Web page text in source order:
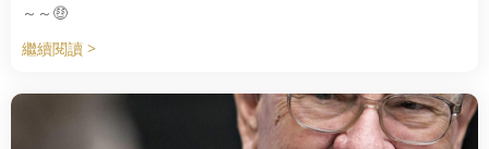
～～🤑
繼續閱讀 >